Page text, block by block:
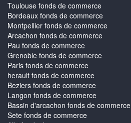
Toulouse fonds de commerce
Bordeaux fonds de commerce
Montpellier fonds de commerce
Arcachon fonds de commerce
Pau fonds de commerce
Grenoble fonds de commerce
Paris fonds de commerce
herault fonds de commerce
Beziers fonds de commerce
Langon fonds de commerce
Bassin d'arcachon fonds de commerce
Sete fonds de commerce